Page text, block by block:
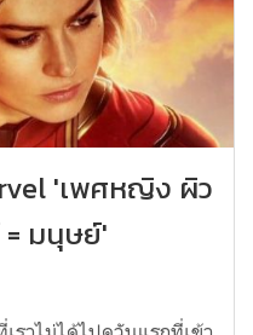
'เพศหญิง ผิว
มนุษย์'